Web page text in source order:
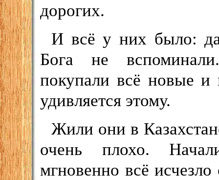
дорогих.
И всё у них было:
Бога не
покупали всё новые
удивляется этому.
Жили они в
очень плохо.
мгновенно всё